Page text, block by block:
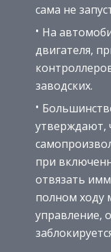
сама не
На
двигателя,
заводских.
утверждают,
при
отвязать
полном ходу
управление,